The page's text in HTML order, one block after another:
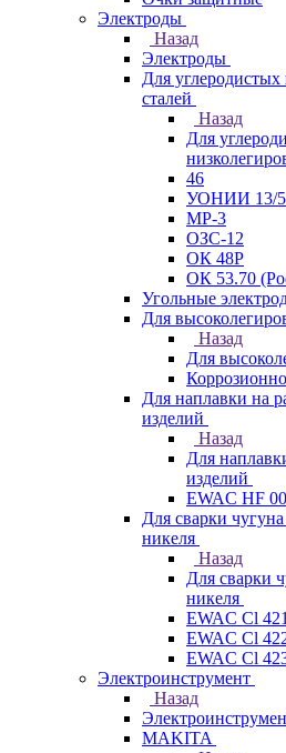
Электроды
Назад
Электроды
Для
сталей
Назад
Для
46
УОНИИ 13/
МР-3
ОЗС-12
ОК 48Р
ОК 53.70
Угольные
Для
Назад
Для
Для наплавки на
изделий
Назад
Для
изделий
EWAC HF
Для сварки
никеля
Назад
Для сварки
никеля
EWAC Cl 421
EWAC Cl
EWAC Cl
Электроинструмент
Назад
МAKITA